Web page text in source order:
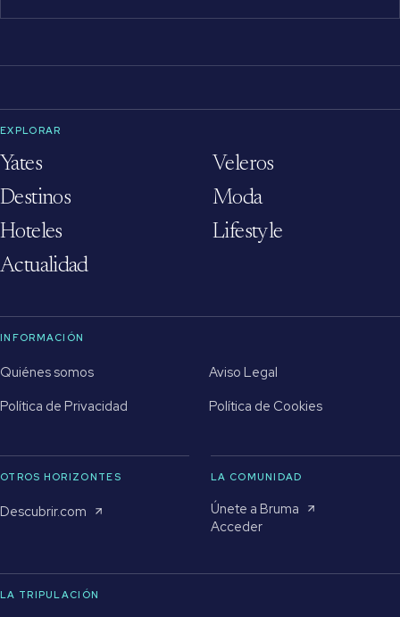
EXPLORAR
Yates
Veleros
Destinos
Moda
Hoteles
Lifestyle
Actualidad
INFORMACIÓN
Quiénes somos
Aviso Legal
Política de Privacidad
Política de Cookies
OTROS HORIZONTES
Descubrir.com
LA COMUNIDAD
Únete a Bruma
Acceder
LA TRIPULACIÓN